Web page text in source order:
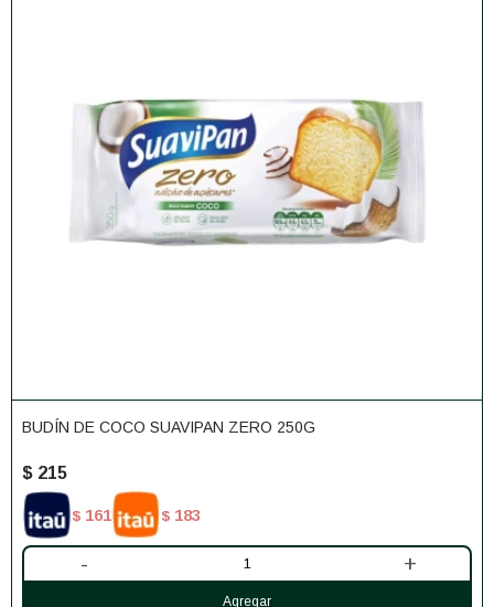
BUDÍN DE COCO SUAVIPAN ZERO 250G
$ 215
$ 161 $ 183
- +